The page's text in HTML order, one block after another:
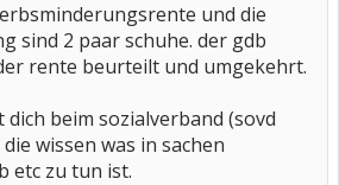
und die
sind 2 paar schuhe. der gdb
rente beurteilt und umgekehrt.
dich beim sozialverband (sovd
wissen was in sachen
etc zu tun ist.